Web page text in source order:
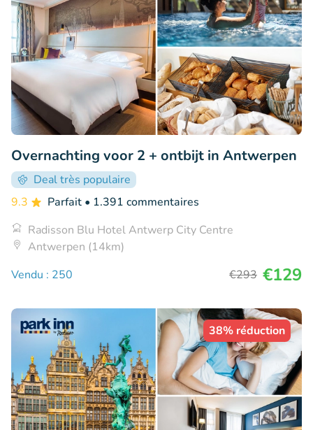
Overnachting voor 2 + ontbijt in Antwerpen
Deal très populaire
9.3
Parfait • 1.391 commentaires
Radisson Blu Hotel Antwerp City Centre
Antwerpen (14km)
Vendu : 250
€293 €129
38% réduction